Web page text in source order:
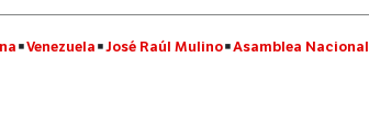
Venezuela José Raúl Mulino Asamblea Nacional